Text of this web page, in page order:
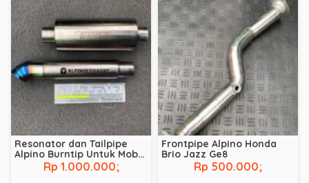
Resonator dan Tailpipe
Alpino Burntip Untuk Mobil
DieselRp 1.000.000;
Frontpipe Alpino Honda
Brio Jazz Ge8
Rp 500.000;